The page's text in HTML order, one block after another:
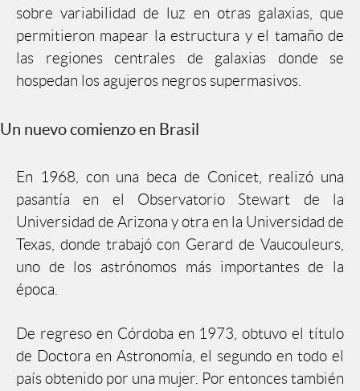
sobre variabilidad de luz en otras galaxias, que
permitieron mapear la estructura y el tamaño de
las regiones centrales de galaxias donde se
hospedan los agujeros negros supermasivos.
Un nuevo comienzo en Brasil
En 1968, con una beca de Conicet, realizó una
pasantía en el Observatorio Stewart de la
Universidad de Arizona y otra en la Universidad de
Texas, donde trabajó con Gerard de Vaucouleurs,
uno de los astrónomos más importantes de la
época.
De regreso en Córdoba en 1973, obtuvo el título
de Doctora en Astronomía, el segundo en todo el
país obtenido por una mujer. Por entonces también